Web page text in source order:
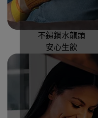
不鏽鋼水龍頭
安心生飲